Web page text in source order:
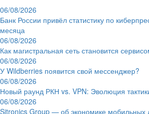
06/08/2026
Банк России привёл статистику по
месяца
06/08/2026
Как магистральная сеть становится
06/08/2026
У Wildberries появится свой мессенджер?
06/08/2026
Новый раунд РКН vs. VPN: Эволюция
06/08/2026
Sitronics Group — об экономике мобильных